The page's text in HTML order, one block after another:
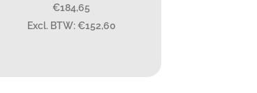
€184,65
Excl. BTW: €152,60